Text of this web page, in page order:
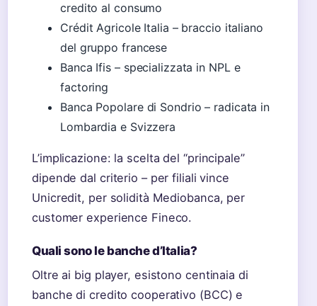
credito al consumo
Crédit Agricole Italia – braccio italiano
del gruppo francese
Banca Ifis – specializzata in NPL e
factoring
Banca Popolare di Sondrio – radicata in
Lombardia e Svizzera
L’implicazione: la scelta del “principale”
dipende dal criterio – per filiali vince
Unicredit, per solidità Mediobanca, per
customer experience Fineco.
Quali sono le banche d’Italia?
Oltre ai big player, esistono centinaia di
banche di credito cooperativo (BCC) e